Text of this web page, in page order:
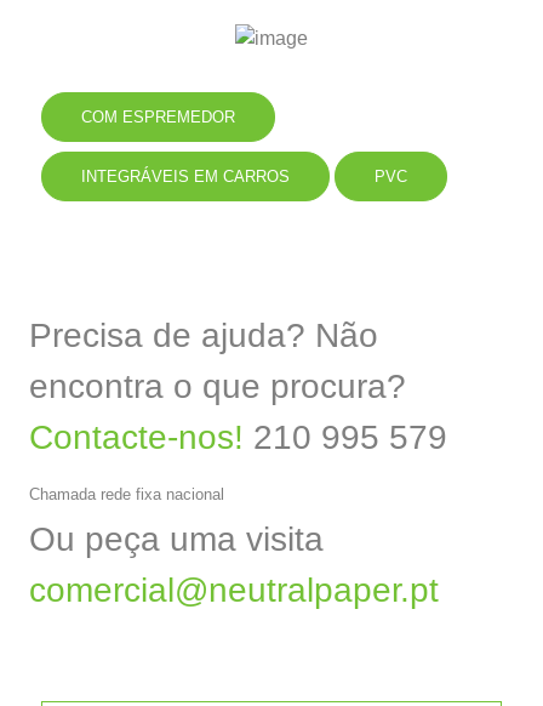
COM ESPREMEDOR
INTEGRÁVEIS EM CARROS PVC
Precisa de ajuda? Não
encontra o que procura?
Contacte-nos! 210 995 579
Chamada rede fixa nacional
Ou peça uma visita
comercial@neutralpaper.pt